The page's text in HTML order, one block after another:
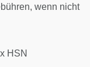
wenn nicht
HSN